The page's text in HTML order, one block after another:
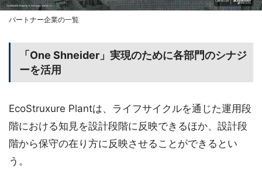
パートナー企業の一覧
「One Shneider」実現のために各部門のシナジ
ーを活用
EcoStruxure Plantは、ライフサイクルを通じた運用段
階における知見を設計段階に反映できるほか、設計段
階から保守の在り方に反映させることができるとい
う。